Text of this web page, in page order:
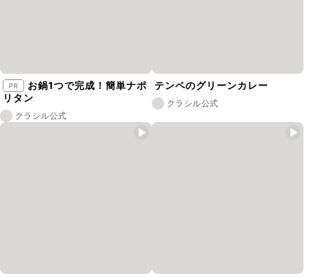
リタン
クラシル公式
テンペのグリーンカレー
クラシル公式